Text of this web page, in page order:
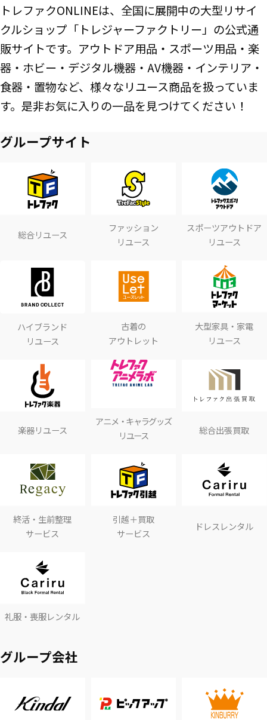
トレファクONLINEは、全国に展開中の大型リサイ
クルショップ「トレジャーファクトリー」の公式通
販サイトです。アウトドア用品・スポーツ用品・楽
器・ホビー・デジタル機器・AV機器・インテリア・
食器・置物など、様々なリユース商品を扱っていま
す。是非お気に入りの一品を見つけてください！
グループサイト
総合リユース
ファッション
リユース
スポーツアウトドア
リユース
ハイブランド
リユース
古着の
アウトレット
大型家具・家電
リユース
楽器リユース
アニメ・キャラグッズ
リユース
総合出張買取
終活・生前整理
サービス
引越＋買取
サービス
ドレスレンタル
礼服・喪服レンタル
グループ会社